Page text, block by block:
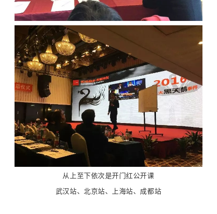
从上至下依次是开门红公开课
武汉站、北京站、上海站、成都站